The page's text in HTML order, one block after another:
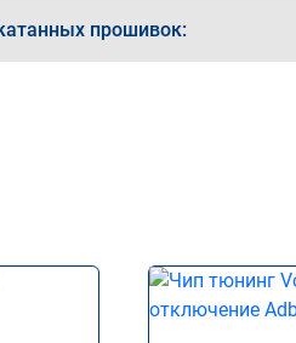
прошивок: